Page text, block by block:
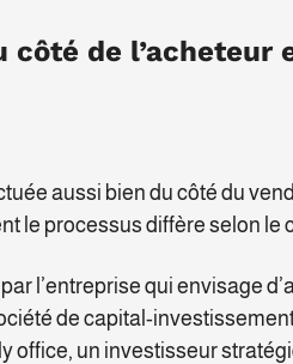
de l’acheteur
aussi bien du côté du
le processus diffère selon le
l’entreprise qui envisage
de capital-
office, un investisseur